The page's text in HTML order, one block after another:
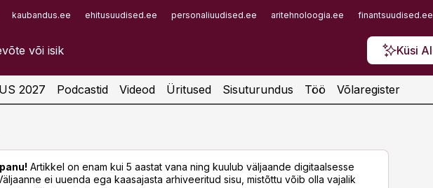
kaubandus.ee ehitusuudised.ee personaliuudised.ee aritehnoloogia.ee finantsuudised.ee
Küsi
Infopank
2027 Podcastid Videod Üritused Sisuturundus Töö Võlaregister
Artikkel on enam kui 5 aastat vana ning kuulub väljaande digitaalsesse
ei uuenda ega kaasajasta arhiveeritud sisu, mistõttu võib olla vajalik